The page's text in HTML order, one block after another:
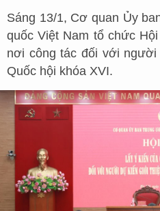
Sáng 13/1, Cơ quan Ủy
quốc Việt Nam tổ chức
nơi công tác đối với
Quốc hội khóa XVI.